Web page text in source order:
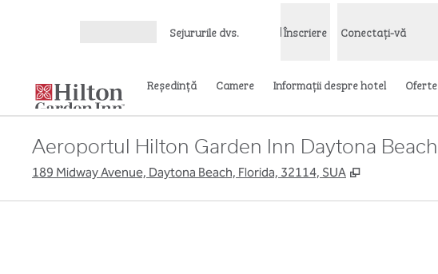
Sejururile dvs. Înscriere Conectați-vă
Reşedinţă Camere Informații despre hotel Oferte
Aeroportul Hilton Garden Inn Daytona Beach
189 Midway Avenue, Daytona Beach, Florida, 32114, SUA ,